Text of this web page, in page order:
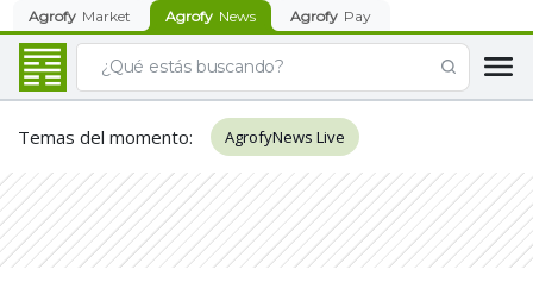
Agrofy Market Agrofy News Agrofy Pay
Temas del momento: AgrofyNews Live